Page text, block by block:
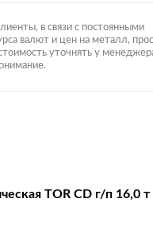
в связи с постоянными
валют и цен на металл,
уточнять у
TOR CD г/п 16,0